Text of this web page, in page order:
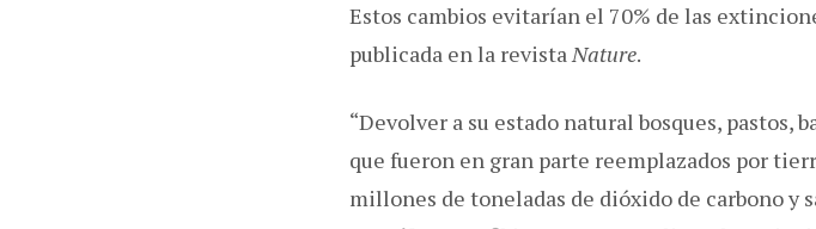
Estos cambios evitarían el 70% de las
publicada en la revistaNature.
“Devolver a su estado natural bosques, pastos,
que fueron en gran parte reemplazados por
millones de toneladas de dióxido de carbono y